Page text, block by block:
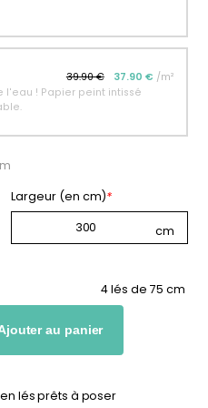
€
39.90 € 37.90 € /m²
l'eau ! Papier peint intissé
Largeur (en cm)*
4 lés de 75 cm
au panier
lés prêts à poser